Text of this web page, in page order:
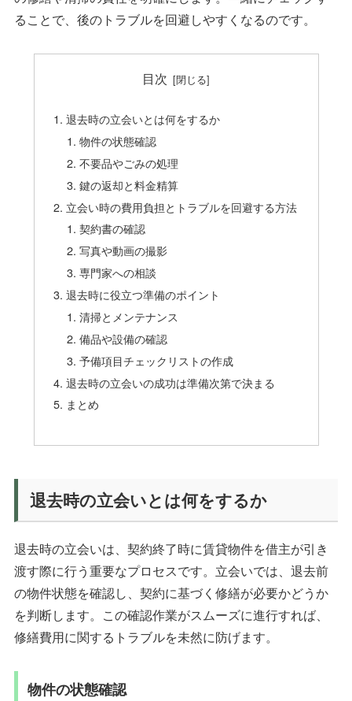
ることで、後のトラブルを回避しやすくなるのです。
目次
退去時の立会いとは何をするか
物件の状態確認
不要品やごみの処理
鍵の返却と料金精算
立会い時の費用負担とトラブルを回避する方法
契約書の確認
写真や動画の撮影
専門家への相談
退去時に役立つ準備のポイント
清掃とメンテナンス
備品や設備の確認
予備項目チェックリストの作成
退去時の立会いの成功は準備次第で決まる
まとめ
退去時の立会いとは何をするか
退去時の立会いは、契約終了時に賃貸物件を借主が引き
渡す際に行う重要なプロセスです。立会いでは、退去前
の物件状態を確認し、契約に基づく修繕が必要かどうか
を判断します。この確認作業がスムーズに進行すれば、
修繕費用に関するトラブルを未然に防げます。
物件の状態確認